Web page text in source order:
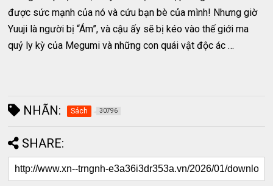
được sức mạnh của nó và cứu bạn bè của mình! Nhưng giờ
Yuuji là người bị “Ám”, và cậu ấy sẽ bị kéo vào thế giới ma
quỷ ly kỳ của Megumi và những con quái vật độc ác …
NHÃN: Sách 30796
SHARE: